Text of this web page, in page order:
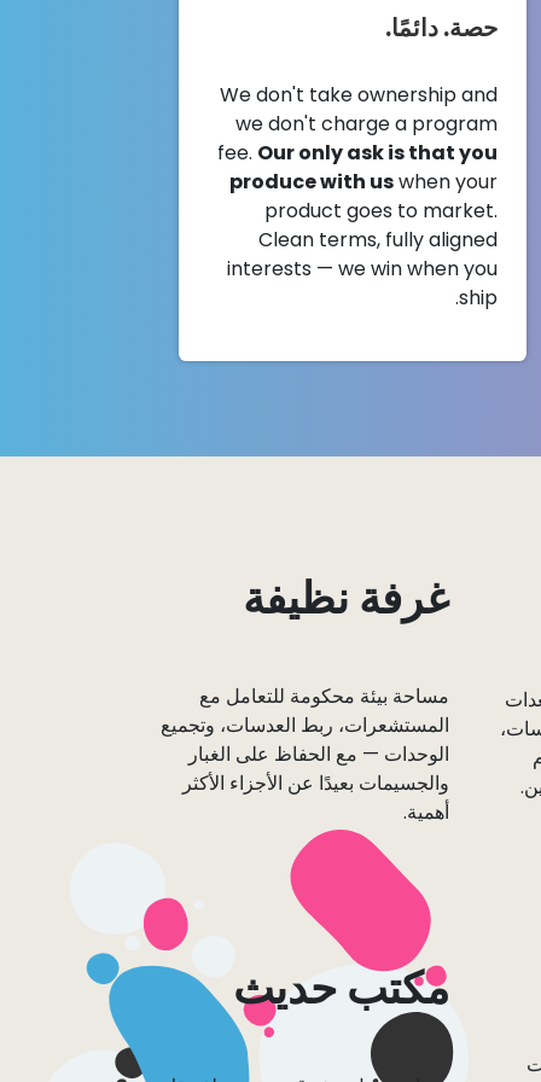
حصة. دائمًا.
We don't take ownership and
we don't charge a program
fee. Our only ask is that you
produce with uswhen your
product goes to market.
Clean terms, fully aligned
interests — we win when you
ship.
غرفة نظيفة
مساحة بيئة محكومة للتعامل مع
المستشعرات، ربط العدسات، وتجميع
الوحدات — مع الحفاظ على الغبار
والجسيمات بعيدًا عن الأجزاء الأكثر
أهمية.
مكتب حديث